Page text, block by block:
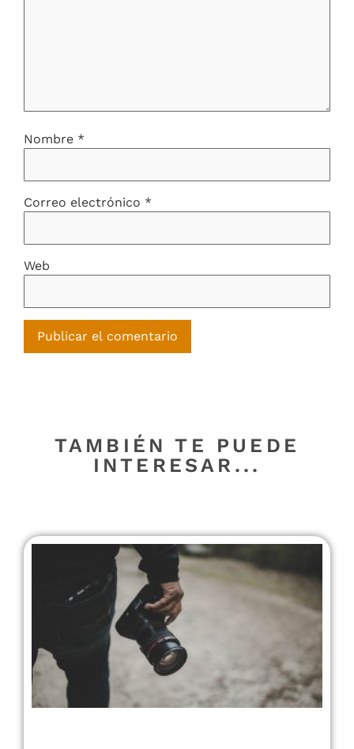
Nombre *
Correo electrónico *
Web
TAMBIÉN TE PUEDE
INTERESAR...